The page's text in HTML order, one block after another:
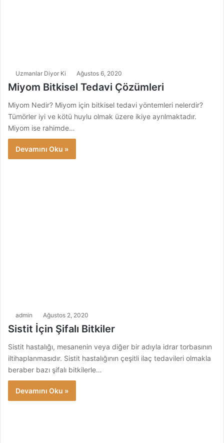
Uzmanlar Diyor Ki Ağustos 6, 2020
Miyom Bitkisel Tedavi Çözümleri
Miyom Nedir? Miyom için bitkisel tedavi yöntemleri nelerdir?
Tümörler iyi ve kötü huylu olmak üzere ikiye ayrılmaktadır.
Miyom ise rahimde…
Devamını Oku »
admin Ağustos 2, 2020
Sistit İçin Şifalı Bitkiler
Sistit hastalığı, mesanenin veya diğer bir adıyla idrar torbasının
iltihaplanmasıdır. Sistit hastalığının çeşitli ilaç tedavileri olmakla
beraber bazı şifalı bitkilerle…
Devamını Oku »